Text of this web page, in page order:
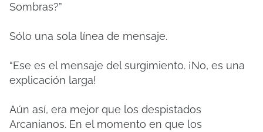
Sombras?”
Sólo una sola línea de mensaje.
“Ese es el mensaje del surgimiento. ¡No, es una
explicación larga!
Aún así, era mejor que los despistados
Arcanianos. En el momento en que los